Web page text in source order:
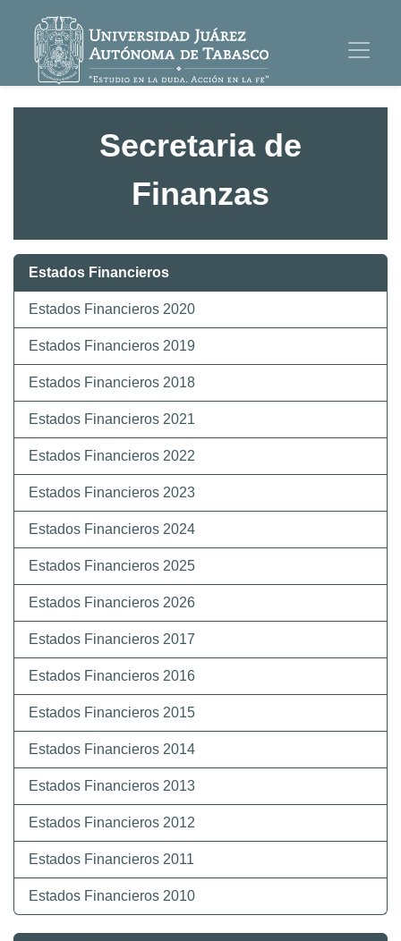
Secretaria de
Finanzas
Estados Financieros
Estados Financieros 2020
Estados Financieros 2019
Estados Financieros 2018
Estados Financieros 2021
Estados Financieros 2022
Estados Financieros 2023
Estados Financieros 2024
Estados Financieros 2025
Estados Financieros 2026
Estados Financieros 2017
Estados Financieros 2016
Estados Financieros 2015
Estados Financieros 2014
Estados Financieros 2013
Estados Financieros 2012
Estados Financieros 2011
Estados Financieros 2010